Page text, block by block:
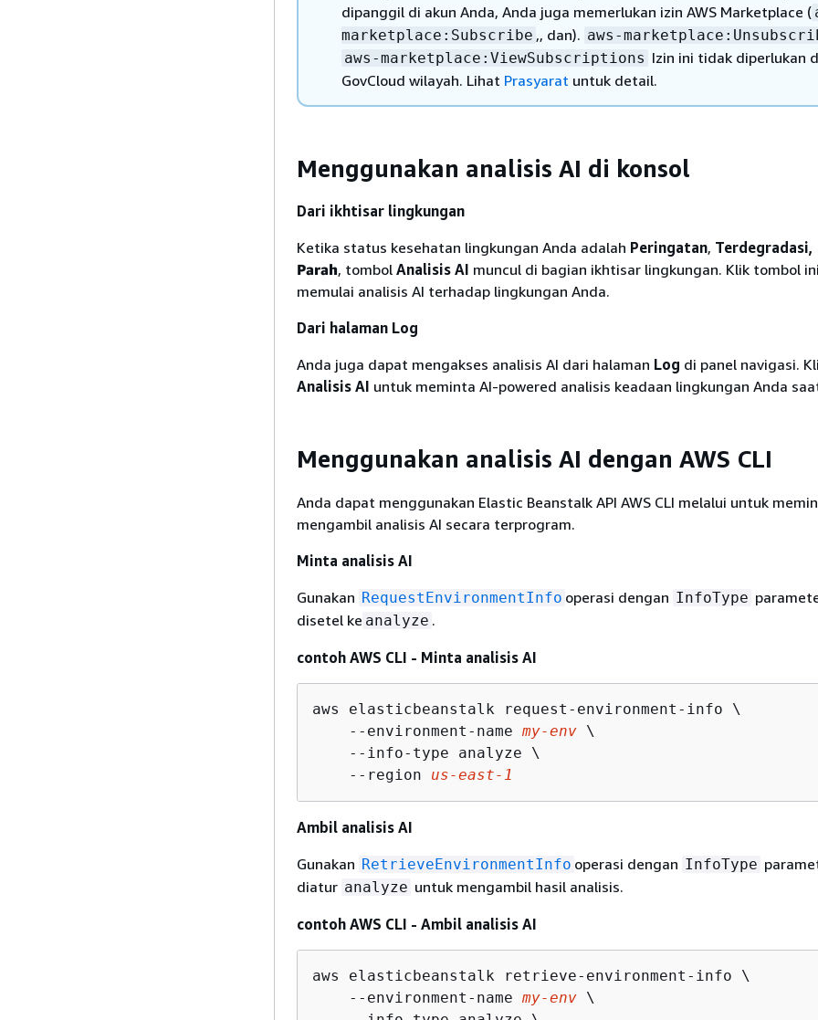
dipanggil di akun Anda, Anda juga memerlukan izin AWS Marketplace (
marketplace:Subscribe ,, dan). aws-
aws-marketplace:ViewSubscriptions Izin ini tidak diperlukan
GovCloud wilayah. Lihat Prasyarat untuk detail.
Menggunakan analisis AI di konsol
Dari ikhtisar lingkungan
Ketika status kesehatan lingkungan Anda adalah Peringatan, Terdegradasi,
Parah, tombol Analisis AI muncul di bagian ikhtisar lingkungan. Klik tombol
memulai analisis AI terhadap lingkungan Anda.
Dari halaman Log
Anda juga dapat mengakses analisis AI dari halaman Log di panel navigasi.
Analisis AI untuk meminta AI-powered analisis keadaan lingkungan Anda
Menggunakan analisis AI dengan AWS CLI
Anda dapat menggunakan Elastic Beanstalk API AWS CLI melalui untuk
mengambil analisis AI secara terprogram.
Minta analisis AI
Gunakan RequestEnvironmentInfo operasi dengan InfoType
disetel ke analyze .
contoh AWS CLI - Minta analisis AI
aws elasticbeanstalk request-environment-info \
    --environment-name
my-env \
    --info-type analyze \
    --region
us-east-1
Ambil analisis AI
Gunakan RetrieveEnvironmentInfo operasi dengan InfoType
diatur analyze untuk mengambil hasil analisis.
contoh AWS CLI - Ambil analisis AI
aws elasticbeanstalk retrieve-environment-info \
    --environment-name
my-env \